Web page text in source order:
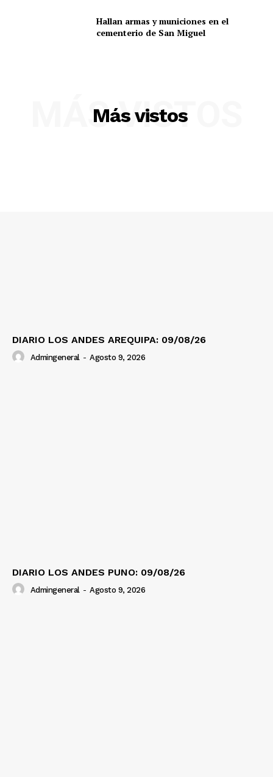
SUSCRIBETE
Hallan armas y municiones en el
cementerio de San Miguel
Más vistos
MÁS VISTOS
DIARIO LOS ANDES AREQUIPA: 09/08/26
Admingeneral - Agosto 9, 2026
DIARIO LOS ANDES PUNO: 09/08/26
Admingeneral - Agosto 9, 2026